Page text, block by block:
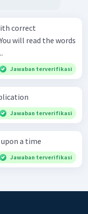
correct
will read the words
Jawaban terverifikasi
the word! Complication
Jawaban terverifikasi
of the word! Once upon a time
Jawaban terverifikasi